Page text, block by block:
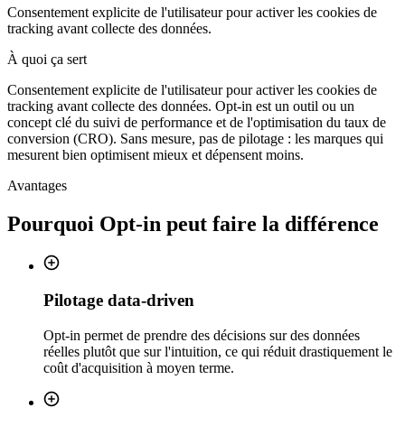
Consentement explicite de l'utilisateur pour activer les cookies de
tracking avant collecte des données.
À quoi ça sert
Consentement explicite de l'utilisateur pour activer les cookies de
tracking avant collecte des données. Opt-in est un outil ou un
concept clé du suivi de performance et de l'optimisation du taux de
conversion (CRO). Sans mesure, pas de pilotage : les marques qui
mesurent bien optimisent mieux et dépensent moins.
Avantages
Pourquoi Opt-in peut faire la différence
Pilotage data-driven
Opt-in permet de prendre des décisions sur des données
réelles plutôt que sur l'intuition, ce qui réduit drastiquement le
coût d'acquisition à moyen terme.